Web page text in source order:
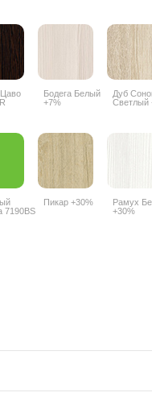
Цаво
Бодега Белый
+7%
Дуб
Светлый
7190BS
Пикар +30%
Рамух
+30%